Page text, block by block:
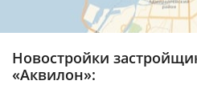
Новостройки
«Аквилон»: